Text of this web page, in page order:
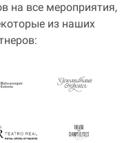
на все мероприятия,
из наших